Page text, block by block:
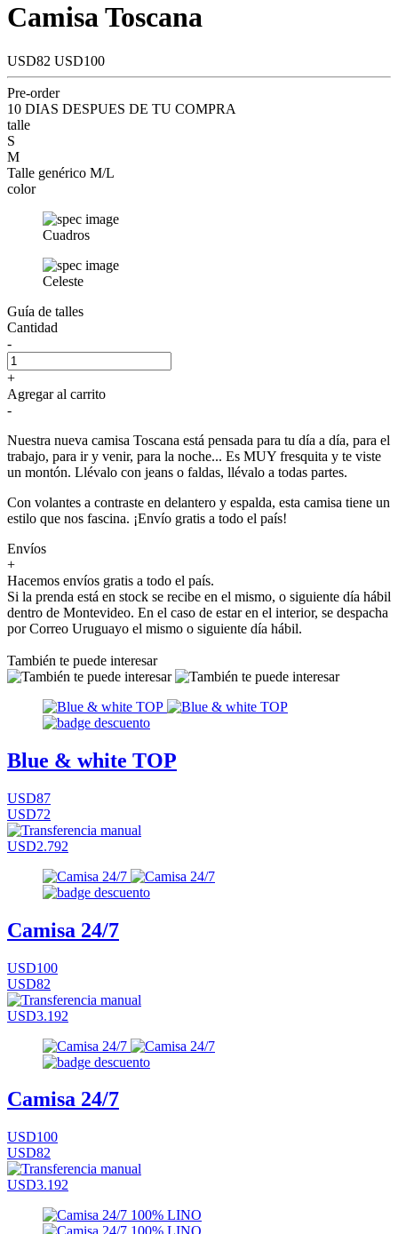
Camisa Toscana
USD82 USD100
Pre-order
10 DIAS DESPUES DE TU COMPRA
talle
S
M
Talle genérico M/L
color
Cuadros
Celeste
Guía de talles
Cantidad
-
+
Agregar al carrito
-
Nuestra nueva camisa Toscana está pensada para tu día a día, para el
trabajo, para ir y venir, para la noche... Es MUY fresquita y te viste
un montón. Llévalo con jeans o faldas, llévalo a todas partes.
Con volantes a contraste en delantero y espalda, esta camisa tiene un
estilo que nos fascina. ¡Envío gratis a todo el país!
Envíos
+
Hacemos envíos gratis a todo el país.
Si la prenda está en stock se recibe en el mismo, o siguiente día hábil
dentro de Montevideo. En el caso de estar en el interior, se despacha
por Correo Uruguayo el mismo o siguiente día hábil.
También te puede interesar
Blue & white TOP
USD87
USD72
USD2.792
Camisa 24/7
USD100
USD82
USD3.192
Camisa 24/7
USD100
USD82
USD3.192